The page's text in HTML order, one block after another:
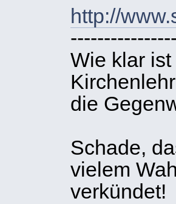
http://
Wie klar
die
Schade,
vielem
verkündet!